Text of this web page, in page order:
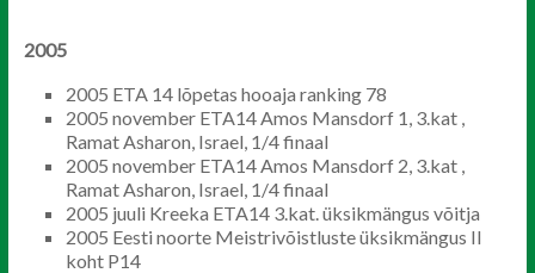
2005
2005 ETA 14 lõpetas hooaja ranking 78
2005 november ETA14 Amos Mansdorf 1, 3.kat ,
Ramat Asharon, Israel, 1/4 finaal
2005 november ETA14 Amos Mansdorf 2, 3.kat ,
Ramat Asharon, Israel, 1/4 finaal
2005 juuli Kreeka ETA14 3.kat. üksikmängus võitja
2005 Eesti noorte Meistrivõistluste üksikmängus II
koht P14